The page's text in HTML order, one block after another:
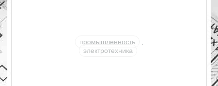
промышленность ,
электротехника